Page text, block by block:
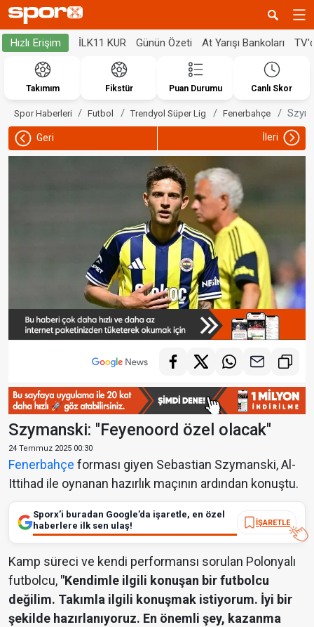
Hızlı Erişim İLK11 KUR Günün Özeti At Yarışı Bankoları
Takımım Fikstür Puan Durumu Canlı Skor
Spor Haberleri Futbol Trendyol Süper Lig Fenerbahçe
Geri İleri
Szymanski: "Feyenoord özel olacak"
24 Temmuz 2025 00:30
Fenerbahçe forması giyen Sebastian Szymanski, Al-
Ittihad ile oynanan hazırlık maçının ardından konuştu.
Sporx’i buradan Google’da işaretle, en özel
haberlere ilk sen ulaş!
İŞARETLE
Kamp süreci ve kendi performansı sorulan Polonyalı
futbolcu, "Kendimle ilgili konuşan bir futbolcu
değilim. Takımla ilgili konuşmak istiyorum. İyi bir
şekilde hazırlanıyoruz. En önemli şey, kazanma